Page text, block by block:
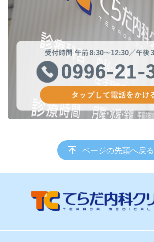
ページの先頭へ戻る